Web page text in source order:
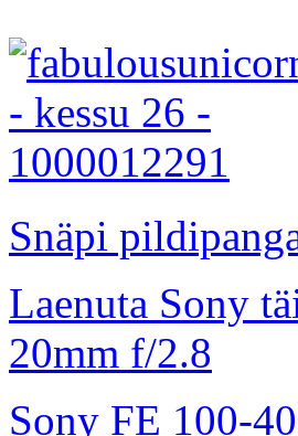
Snäpi
Laenuta Sony
20mm f/2.8
Sony FE 100-